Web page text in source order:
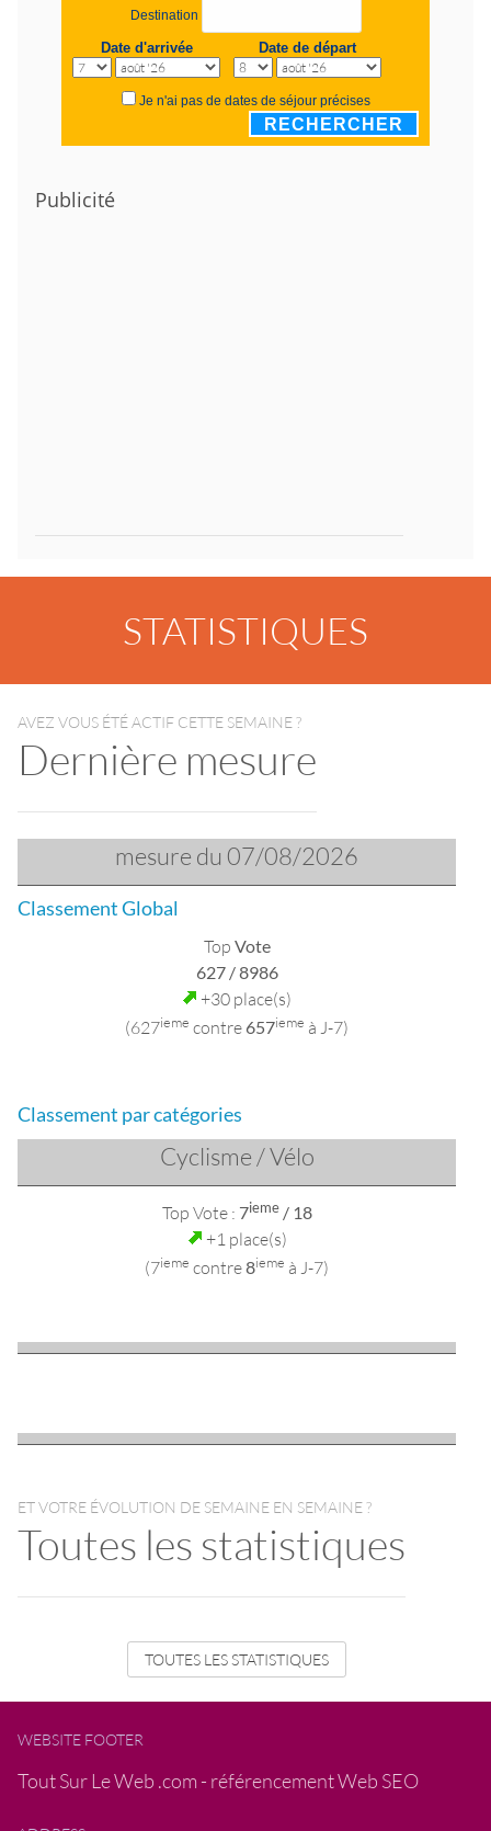
Destination
Date d'arrivée Date de départ
Je n'ai pas de dates de séjour précises
RECHERCHER
Publicité
STATISTIQUES
AVEZ VOUS ÉTÉ ACTIF CETTE SEMAINE ?
Dernière mesure
mesure du 07/08/2026
Classement Global
Top Vote
627/ 8986
+30 place(s)
(627ieme contre 657ieme à J-7)
Classement par catégories
Cyclisme / Vélo
Top Vote : 7ieme/ 18
+1 place(s)
(7ieme contre8ieme à J-7)
ET VOTRE ÉVOLUTION DE SEMAINE EN SEMAINE ?
Toutes les statistiques
TOUTES LES STATISTIQUES
WEBSITE FOOTER
Tout Sur Le Web .com - référencement Web SEO